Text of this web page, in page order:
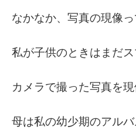
なかなか、写真の現像
私が子供のときはまだ
カメラで撮った写真を現
母は私の幼少期のアル